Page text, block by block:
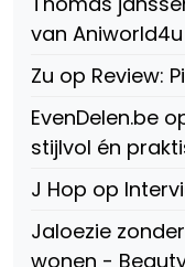
Facebook
van Aniworld4u
Zu op Review:
EvenDelen.be
stijlvol én
J Hop op
Jaloezie
wonen -